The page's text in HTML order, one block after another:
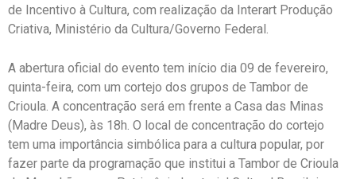
de Incentivo à Cultura, com realização da Interart Produção
Criativa, Ministério da Cultura/Governo Federal.
A abertura oficial do evento tem início dia 09 de fevereiro,
quinta-feira, com um cortejo dos grupos de Tambor de
Crioula. A concentração será em frente a Casa das Minas
(Madre Deus), às 18h. O local de concentração do cortejo
tem uma importância simbólica para a cultura popular, por
fazer parte da programação que institui a Tambor de Crioula